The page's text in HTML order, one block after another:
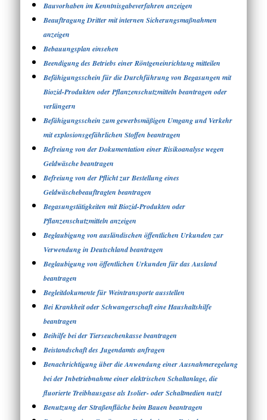
Bauvorhaben im Kenntnisgabeverfahren anzeigen
Beauftragung Dritter mit internen Sicherungsmaßnahmen
anzeigen
Bebauungsplan einsehen
Beendigung des Betriebs einer Röntgeneinrichtung mitteilen
Befähigungsschein für die Durchführung von Begasungen mit
Biozid-Produkten oder Pflanzenschutzmitteln beantragen oder
verlängern
Befähigungsschein zum gewerbsmäßigen Umgang und Verkehr
mit explosionsgefährlichen Stoffen beantragen
Befreiung von der Dokumentation einer Risikoanalyse wegen
Geldwäsche beantragen
Befreiung von der Pflicht zur Bestellung eines
Geldwäschebeauftragten beantragen
Begasungstätigkeiten mit Biozid-Produkten oder
Pflanzenschutzmitteln anzeigen
Beglaubigung von ausländischen öffentlichen Urkunden zur
Verwendung in Deutschland beantragen
Beglaubigung von öffentlichen Urkunden für das Ausland
beantragen
Begleitdokumente für Weintransporte ausstellen
Bei Krankheit oder Schwangerschaft eine Haushaltshilfe
beantragen
Beihilfe bei der Tierseuchenkasse beantragen
Beistandschaft des Jugendamts anfragen
Benachrichtigung über die Anwendung einer Ausnahmeregelung
bei der Inbetriebnahme einer elektrischen Schaltanlage, die
fluorierte Treibhausgase als Isolier- oder Schaltmedien nutzt
Benutzung der Straßenfläche beim Bauen beantragen